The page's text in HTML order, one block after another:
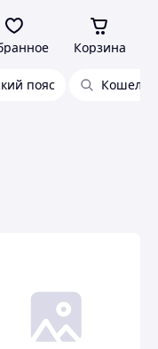
Корзина
пояс Кошелек